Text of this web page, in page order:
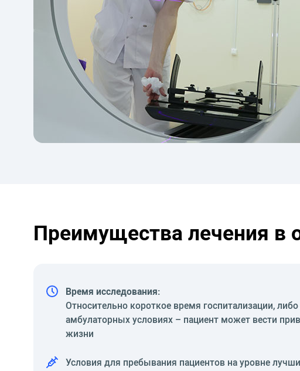
Преимущества лечения в
Время исследования:
Относительно короткое время госпитализации,
амбулаторных условиях – пациент может вести
жизни
Условия для пребывания пациентов на уровне